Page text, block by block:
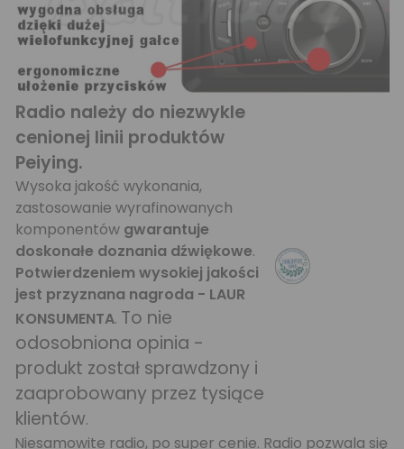
Radio należy do niezwykle
cenionej linii produktów
Peiying.
Wysoka jakość wykonania,
zastosowanie wyrafinowanych
komponentów gwarantuje
doskonałe doznania dźwiękowe.
Potwierdzeniem wysokiej jakości
jest przyznana nagroda - LAUR
KONSUMENTA. To nie
odosobniona opinia -
produkt został sprawdzony i
zaaprobowany przez tysiące
klientów.
Niesamowite radio, po super cenie. Radio pozwala się